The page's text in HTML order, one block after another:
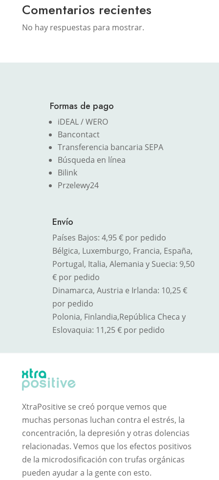
Comentarios recientes
No hay respuestas para mostrar.
Formas de pago
iDEAL / WERO
Bancontact
Transferencia bancaria SEPA
Búsqueda en línea
Bilink
Przelewy24
Envío
Países Bajos: 4,95 € por pedido
Bélgica, Luxemburgo, Francia, España,
Portugal, Italia, Alemania y Suecia: 9,50
€ por pedido
Dinamarca, Austria e Irlanda: 10,25 €
por pedido
Polonia, Finlandia,República Checa y
Eslovaquia: 11,25 € por pedido
XtraPositive se creó porque vemos que
muchas personas luchan contra el estrés, la
concentración, la depresión y otras dolencias
relacionadas. Vemos que los efectos positivos
de la microdosificación con trufas orgánicas
pueden ayudar a la gente con esto.